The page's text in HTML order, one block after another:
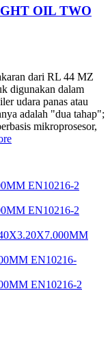
OIL TWO
dari RL 44 MZ
digunakan dalam
udara panas atau
adalah "dua tahap";
mikroprosesor,
EN10216-2
EN10216-2
EN10216-
EN10216-2